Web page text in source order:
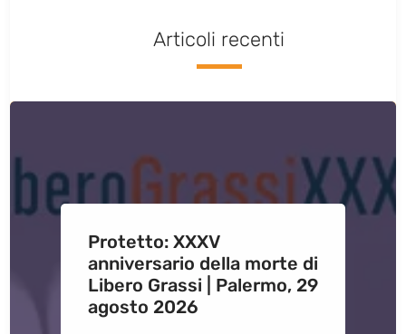
Articoli recenti
Protetto: XXXV
anniversario della morte di
Libero Grassi | Palermo, 29
agosto 2026